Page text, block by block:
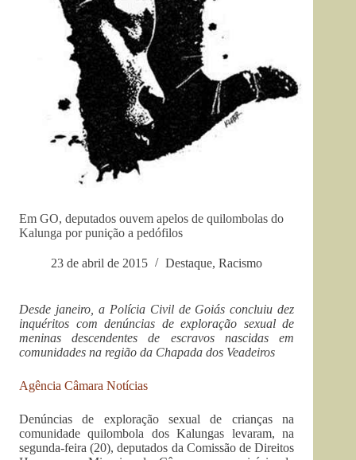
Em GO, deputados ouvem apelos de quilombolas do
Kalunga por punição a pedófilos
23 de abril de 2015 Destaque, Racismo
Desde janeiro, a Polícia Civil de Goiás concluiu dez
inquéritos com denúncias de exploração sexual de
meninas descendentes de escravos nascidas em
comunidades na região da Chapada dos Veadeiros
Agência Câmara Notícias
Denúncias de exploração sexual de crianças na
comunidade quilombola dos Kalungas levaram, na
segunda-feira (20), deputados da Comissão de Direitos